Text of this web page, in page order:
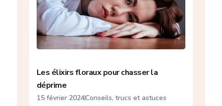
Les élixirs floraux pour chasser la
déprime
15 février 2024Conseils, trucs et astuces